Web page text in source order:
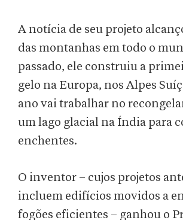
A notícia de seu projeto
das montanhas em todo o
passado, ele construiu a
gelo na Europa, nos Alpes
ano vai trabalhar no
um lago glacial na Índia para
enchentes.
O inventor – cujos projetos
incluem edifícios movidos a
fogões eficientes – ganhou o